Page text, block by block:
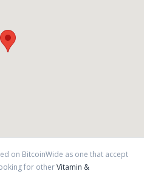
on BitcoinWide as one that accept
for otherVitamin &